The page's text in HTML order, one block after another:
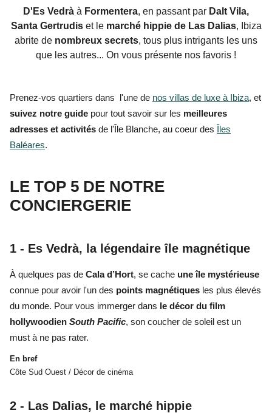
D'Es Vedrà à Formentera, en passant par Dalt Vila,
Santa Gertrudiset lemarché hippie de Las Dalias, Ibiza
abrite de nombreux secrets, tous plus intrigants les uns
que les autres... On vous présente nos favoris !
Prenez-vos quartiers dans l'une de nos villas de luxe à Ibiza, et
suivez notre guide pour tout savoir sur les meilleures
adresses et activités de l'Île Blanche, au coeur des Îles
Baléares.
LE TOP 5 DE NOTRE
CONCIERGERIE
1 - Es Vedrà, la légendaire île magnétique
À quelques pas de Cala d’Hort, se cache une île mystérieuse
connue pour avoir l'un des points magnétiques les plus élevés
du monde. Pour vous immerger dans le décor du film
hollywoodien South Pacific, son coucher de soleil est un
must à ne pas rater.
En bref
Côte Sud Ouest / Décor de cinéma
2 - Las Dalias, le marché hippie